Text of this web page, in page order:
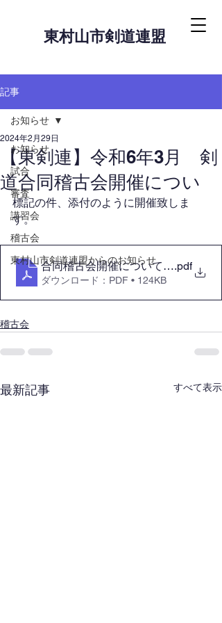
東村山市剣道連盟
記事
お知らせ
試合
審査
講習会
稽古会
東村山市剣道連盟からのお知らせ
お知らせ
【東剣連】令和6年3月 剣
道合同稽古会開催につい
2024年2月29日
標記の件、添付のように開催致しま
す。
合同稽古会開催について2024.03.04
.pdf
ダウンロード：PDF • 124KB
稽古会
最新記事 すべて表示